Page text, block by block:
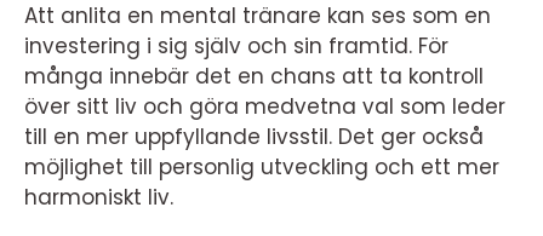
Att anlita en mental tränare kan ses som en
investering i sig själv och sin framtid. För
många innebär det en chans att ta kontroll
över sitt liv och göra medvetna val som leder
till en mer uppfyllande livsstil. Det ger också
möjlighet till personlig utveckling och ett mer
harmoniskt liv.